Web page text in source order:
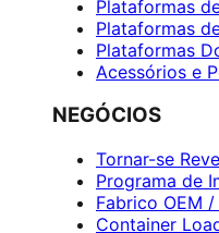
Plataformas
Plataformas
Plataformas
Acessórios e
NEGÓCIOS
Tornar-se
Programa de
Fabrico OEM /
Container